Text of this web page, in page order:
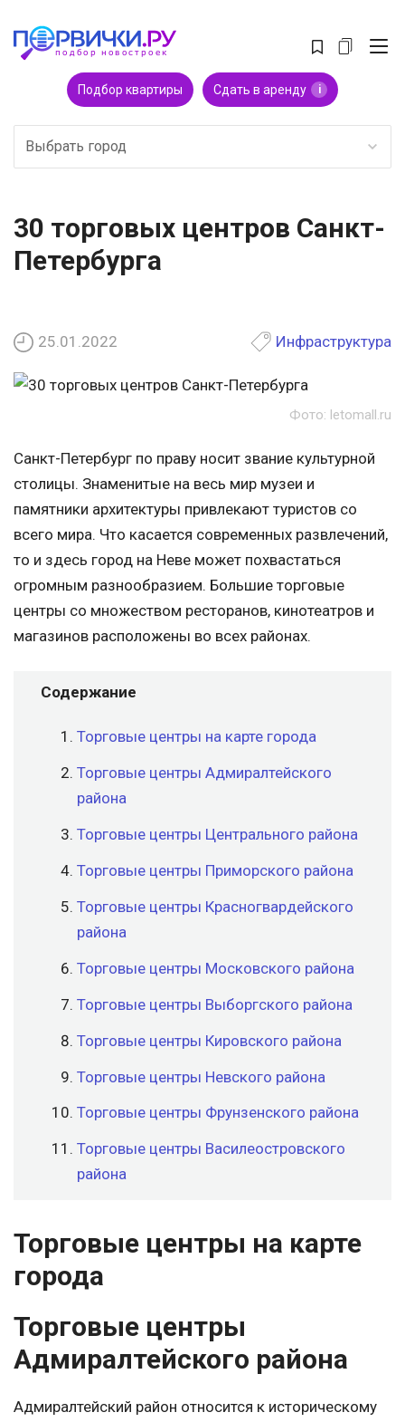
Подбор квартиры Сдать в аренду i
Выбрать город
30 торговых центров Санкт-
Петербурга
25.01.2022 Инфраструктура
Фото: letomall.ru
Санкт-Петербург по праву носит звание культурной
столицы. Знаменитые на весь мир музеи и
памятники архитектуры привлекают туристов со
всего мира. Что касается современных развлечений,
то и здесь город на Неве может похвастаться
огромным разнообразием. Большие торговые
центры со множеством ресторанов, кинотеатров и
магазинов расположены во всех районах.
Содержание
Торговые центры на карте города
Торговые центры Адмиралтейского
района
Торговые центры Центрального района
Торговые центры Приморского района
Торговые центры Красногвардейского
района
Торговые центры Московского района
Торговые центры Выборгского района
Торговые центры Кировского района
Торговые центры Невского района
Торговые центры Фрунзенского района
Торговые центры Василеостровского
района
Торговые центры на карте
города
Торговые центры
Адмиралтейского района
Адмиралтейский район относится к историческому